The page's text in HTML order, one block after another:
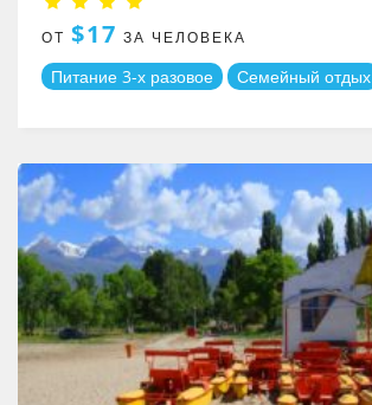
ОТ $17 ЗА ЧЕЛОВЕКА
Питание 3-х разовое Семейный отдых